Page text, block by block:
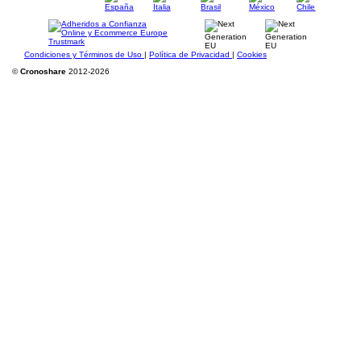
Condiciones y Términos de Uso | Política de Privacidad | Cookies
©Cronoshare 2012-2026